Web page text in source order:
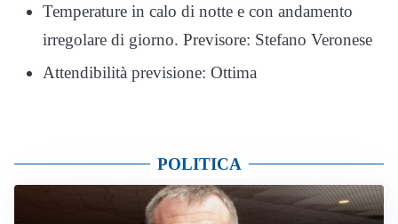
Temperature in calo di notte e con andamento
irregolare di giorno. Previsore: Stefano Veronese
Attendibilità previsione: Ottima
POLITICA